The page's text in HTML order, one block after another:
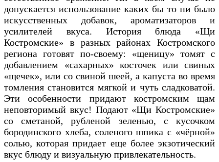
допускается использование каких бы то ни было
искусственных добавок, ароматизаторов и
усилителей вкуса. История блюда «Щи
Костромские» в разных районах Костромского
региона готовят по-своему: «щеницу» томят с
добавлением «сахарных» косточек или свиных
«щечек», или со свиной шеей, а капуста во время
томления становится мягкой и чуть сладковатой.
Эти особенности придают костромским щам
неповторимый вкус! Подают «Щи Костромские»
со сметаной, рубленой зеленью, с кусочком
бородинского хлеба, соленого шпика с «чёрной»
солью, которая придает еще более экзотический
вкус блюду и визуальную привлекательность.